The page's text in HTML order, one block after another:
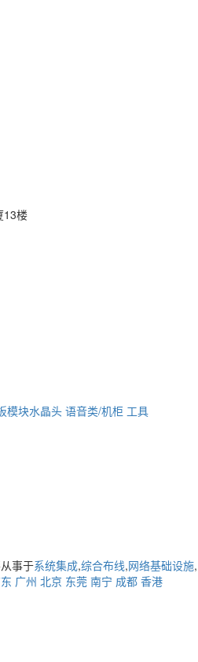
13楼
模块水晶头 语音类/机柜 工具
事于系统集成,综合布线,网络基础设施
广州 北京 东莞 南宁 成都 香港